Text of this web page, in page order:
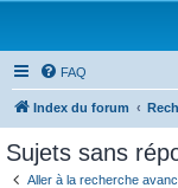
FAQ
Index du forum
Sujets sans
Aller à la recherche